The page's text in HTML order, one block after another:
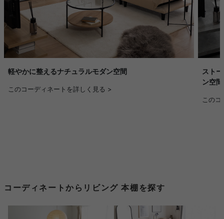
軽やかに整えるナチュラルモダン空間
このコーディネートを詳しく見る >
スト
ン空間
この
コーディネートからリビング 本棚を探す